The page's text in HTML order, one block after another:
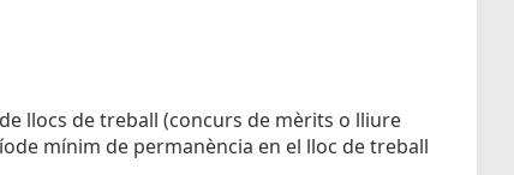
llocs de treball (concurs de mèrits o lliure
mínim de permanència en el lloc de treball